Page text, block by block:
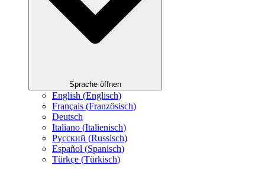
Sprache öffnen
English (Englisch)
Français (Französisch)
Deutsch
Italiano (Italienisch)
Русский (Russisch)
Español (Spanisch)
Türkçe (Türkisch)